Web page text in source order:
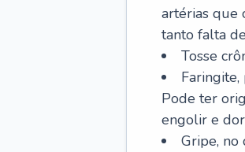
artérias que
tanto falta
Tosse
Pode ter
engolir e
Gripe, no